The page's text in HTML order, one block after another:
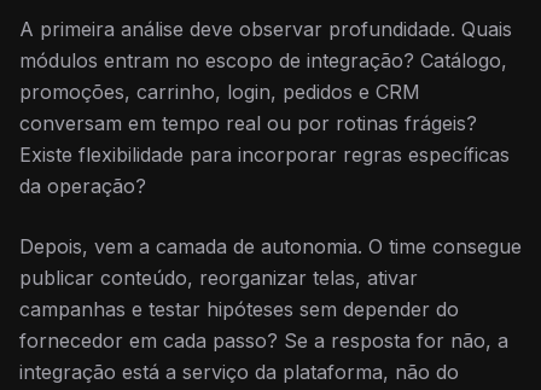
A primeira análise deve observar profundidade. Quais
módulos entram no escopo de integração? Catálogo,
promoções, carrinho, login, pedidos e CRM
conversam em tempo real ou por rotinas frágeis?
Existe flexibilidade para incorporar regras específicas
da operação?
Depois, vem a camada de autonomia. O time consegue
publicar conteúdo, reorganizar telas, ativar
campanhas e testar hipóteses sem depender do
fornecedor em cada passo? Se a resposta for não, a
integração está a serviço da plataforma, não do